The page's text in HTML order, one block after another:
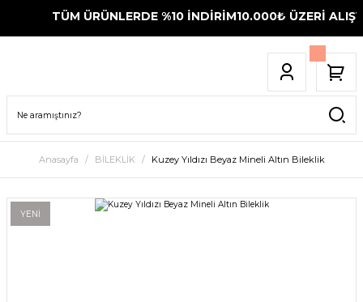
TÜM ÜRÜNLERDE %10 İNDİRİM10.000₺ ÜZERİ
Anasayfa BİLEKLİK Kuzey Yıldızı Beyaz Mineli Altın Bileklik
YENİ